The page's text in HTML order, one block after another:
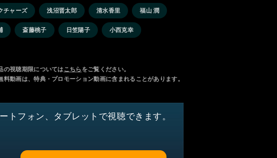
チャーズ 浅沼晋太郎 清水香里 福山 潤
斎藤桃子 日笠陽子 小西克幸
の視聴期限についてはこちら をご覧ください。
料動画は、特典・プロモーション動画に含まれることがあります。
トフォン、タブレットで視聴できます。